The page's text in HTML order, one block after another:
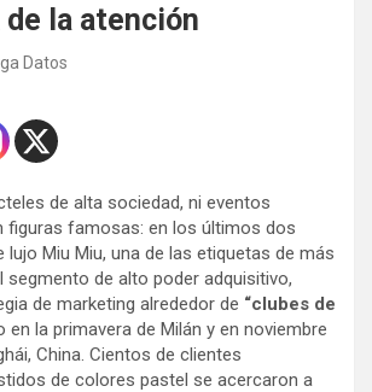
la atención
Datos
de alta sociedad, ni eventos
figuras famosas: en los últimos dos
lujo Miu Miu, una de las etiquetas de más
segmento de alto poder adquisitivo,
de marketing alrededor de “clubes de
en la primavera de Milán y en noviembre
China. Cientos de clientes
de colores pastel se acercaron a